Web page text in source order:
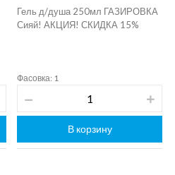
Гель д/душа 250мл ГАЗИРОВКА
Сияй! АКЦИЯ! СКИДКА 15%
Фасовка: 1
В корзину